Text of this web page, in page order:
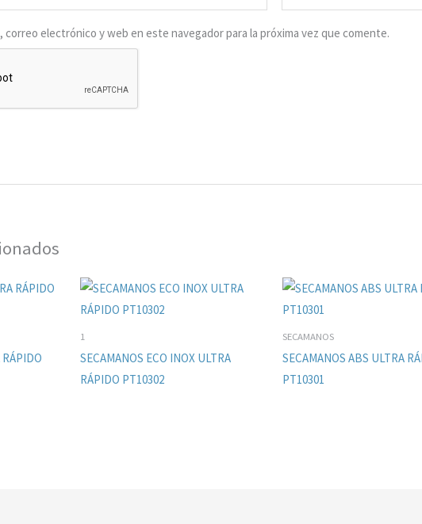
correo electrónico y web en este navegador para la próxima vez que comente.
1
SECAMANOS ECO INOX ULTRA
RÁPIDO PT10302
SECAMANOS
SECAMANOS ABS ULTRA
PT10301